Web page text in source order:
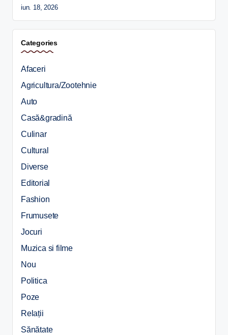
iun. 18, 2026
Categories
Afaceri
Agricultura/Zootehnie
Auto
Casă&gradină
Culinar
Cultural
Diverse
Editorial
Fashion
Frumusete
Jocuri
Muzica si filme
Nou
Politica
Poze
Relații
Sănătate